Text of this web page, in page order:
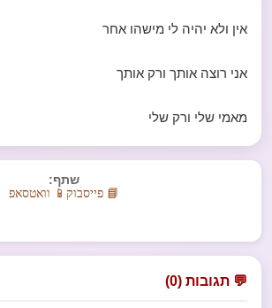
אין ולא יהיה לי מישהו אחר
אני רוצה אותך ורק אותך
מאמי שלי ורק שלי
שתף:
📘 פייסבוק 📱 וואטסאפ
💬 תגובות (0)